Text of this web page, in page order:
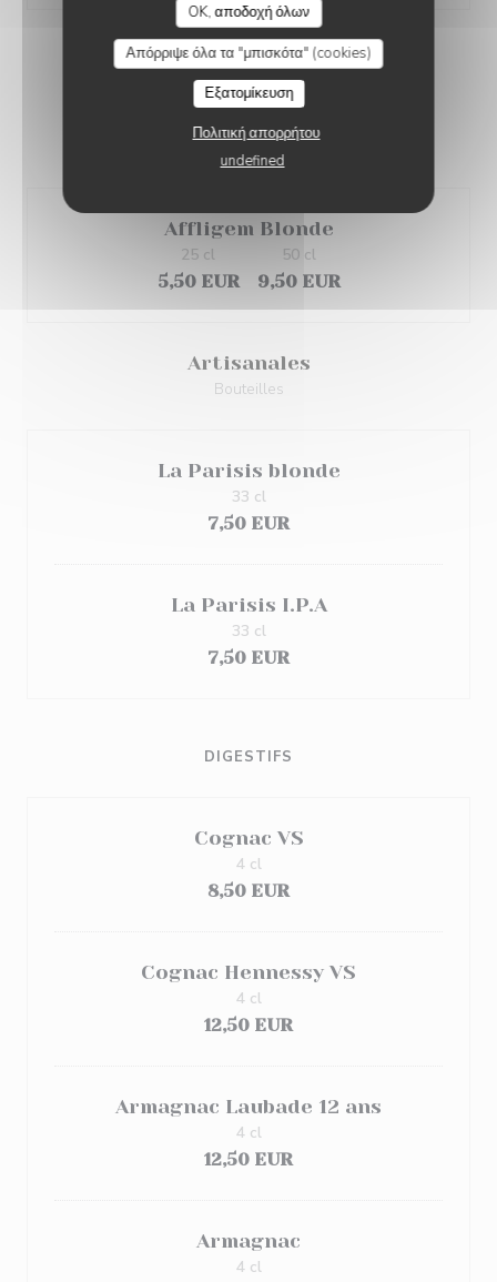
OK, αποδοχή όλων
Απόρριψε όλα τα "μπισκότα" (cookies)
Εξατομίκευση
Πολιτική απορρήτου
undefined
BIÈRES
Pression
Affligem Blonde
5,50 EUR
25 cl
9,50 EUR
50 cl
Artisanales
Bouteilles
La Parisis blonde
7,50 EUR
33 cl
La Parisis I.P.A
7,50 EUR
33 cl
DIGESTIFS
Cognac VS
8,50 EUR
4 cl
Cognac Hennessy VS
12,50 EUR
4 cl
Armagnac Laubade 12 ans
12,50 EUR
4 cl
Armagnac
4 cl